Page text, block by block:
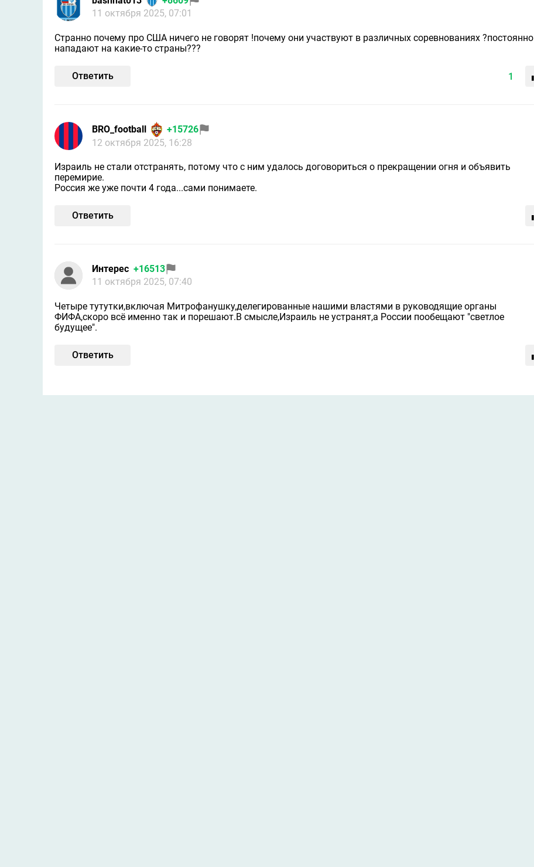
11 октября 2025, 07:01
Странно почему про США ничего не говорят !почему они участвуют в различных соревнованиях ?постоянно
нападают на какие-то страны???
Ответить 1
BRO_football
+15726
12 октября 2025, 16:28
Израиль не стали отстранять, потому что с ним удалось договориться о прекращении огня и объявить
перемирие.
Россия же уже почти 4 года...сами понимаете.
Ответить
Интерес +16513
11 октября 2025, 07:40
Четыре тутутки,включая Митрофанушку,делегированные нашими властями в руководящие органы
ФИФА,скоро всё именно так и порешают.В смысле,Израиль не устранят,а России пообещают "светлое
будущее".
Ответить